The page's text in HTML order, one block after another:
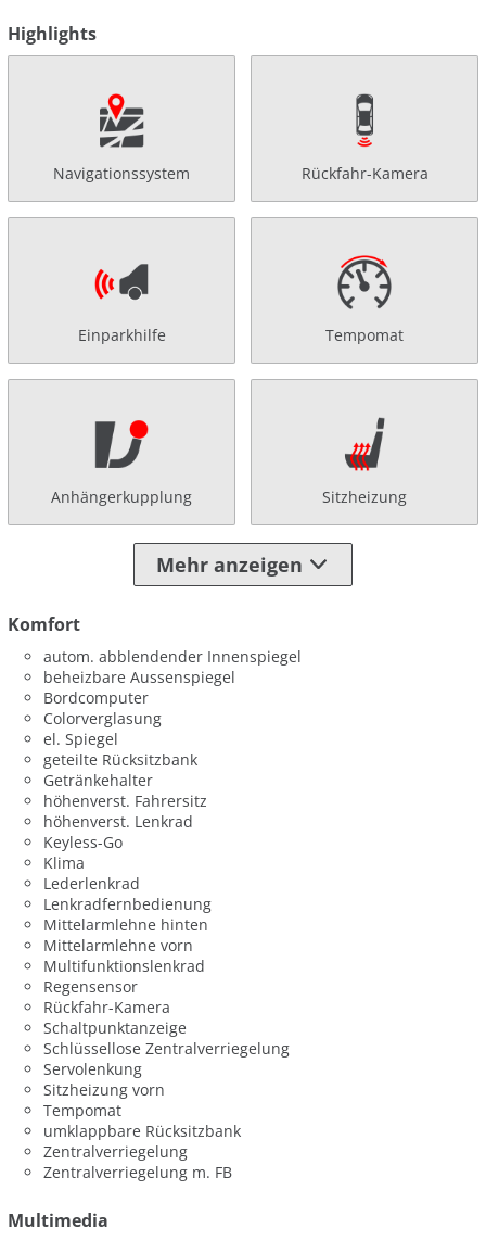
Highlights
Navigationssystem Rückfahr-Kamera
Einparkhilfe Tempomat
Anhängerkupplung Sitzheizung
Mehr anzeigen
Komfort
autom. abblendender Innenspiegel
beheizbare Aussenspiegel
Bordcomputer
Colorverglasung
el. Spiegel
geteilte Rücksitzbank
Getränkehalter
höhenverst. Fahrersitz
höhenverst. Lenkrad
Keyless-Go
Klima
Lederlenkrad
Lenkradfernbedienung
Mittelarmlehne hinten
Mittelarmlehne vorn
Multifunktionslenkrad
Regensensor
Rückfahr-Kamera
Schaltpunktanzeige
Schlüssellose Zentralverriegelung
Servolenkung
Sitzheizung vorn
Tempomat
umklappbare Rücksitzbank
Zentralverriegelung
Zentralverriegelung m. FB
Multimedia